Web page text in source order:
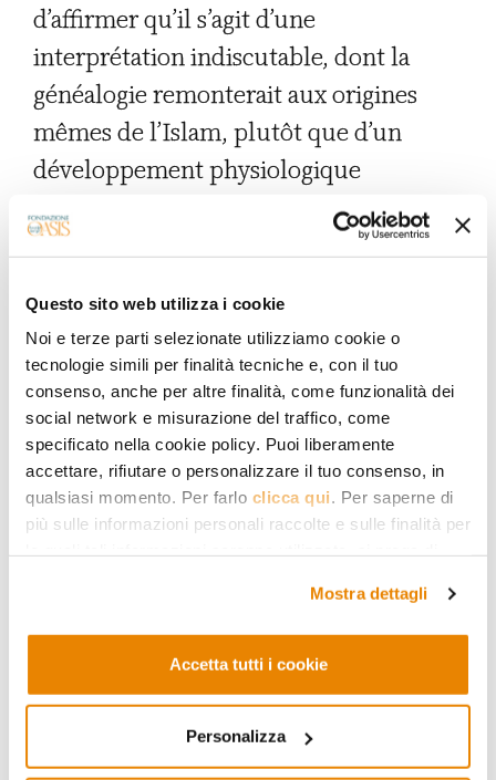
Questo sito web utilizza i cookie
Noi e terze parti selezionate utilizziamo cookie o
tecnologie simili per finalità tecniche e, con il tuo
consenso, anche per altre finalità, come funzionalità dei
social network e misurazione del traffico, come
specificato nella cookie policy. Puoi liberamente
accettare, rifiutare o personalizzare il tuo consenso, in
qualsiasi momento. Per farlo clicca qui. Per saperne di
più sulle informazioni personali raccolte e sulle finalità per
Mostra dettagli
Accetta tutti i cookie
Personalizza
d’affirmer qu’il s’agit d’une
interprétation indiscutable, dont la
généalogie remonterait aux origines
mêmes de l’Islam, plutôt que d’un
développement physiologique
conditionné historiquement et
déterminé par des circonstances
nous allons le voir, lorsque les
premières significations attribuées à ce
verset sont confrontées avec des
interprétations successives, y compris
celles modernes, on voit émerger
d’importantes transformations
Exégèse prémoderne Le Coran 4,59
dit : « Ô vous qui croyez ! Obéissez à
Dieu ! Obéissez au Prophète et à ceux
d’entre vous qui détiennent l’autorité
(ulî ’l-amr minkum) ». L’œuvre